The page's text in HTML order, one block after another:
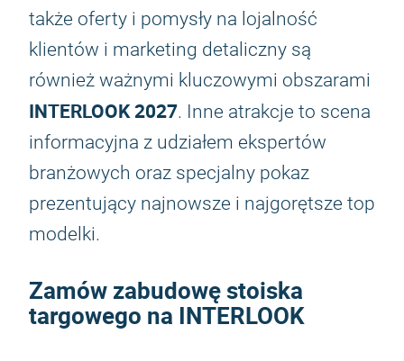
także oferty i pomysły na lojalność
klientów i marketing detaliczny są
również ważnymi kluczowymi obszarami
INTERLOOK 2027. Inne atrakcje to scena
informacyjna z udziałem ekspertów
branżowych oraz specjalny pokaz
prezentujący najnowsze i najgorętsze top
modelki.
Zamów zabudowę stoiska
targowego na INTERLOOK